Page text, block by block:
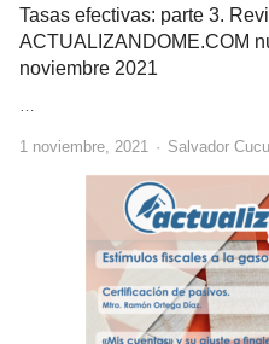
Tasas efectivas: parte 3.
ACTUALIZANDOME.COM
noviembre 2021
…
1 noviembre, 2021 Author
Salvador